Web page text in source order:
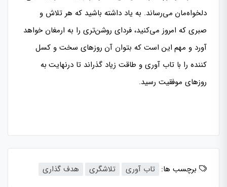
دلخواه‌مان می‌رساند. به یاد داشته باشید که هر تلاش و
صبری که امروز می‌کنید، فردای روشن‌تری را به ارمغان خواهد
آورد و مهم این است که بتوان آن روزهای سخت و کسل
کننده را با تاب آوری و طاقت زیاد گذراند تا درنهایت به
روزهای موفقیت رسید.
برچسب ها: تاب آوری تلاشگری هدف گذاری